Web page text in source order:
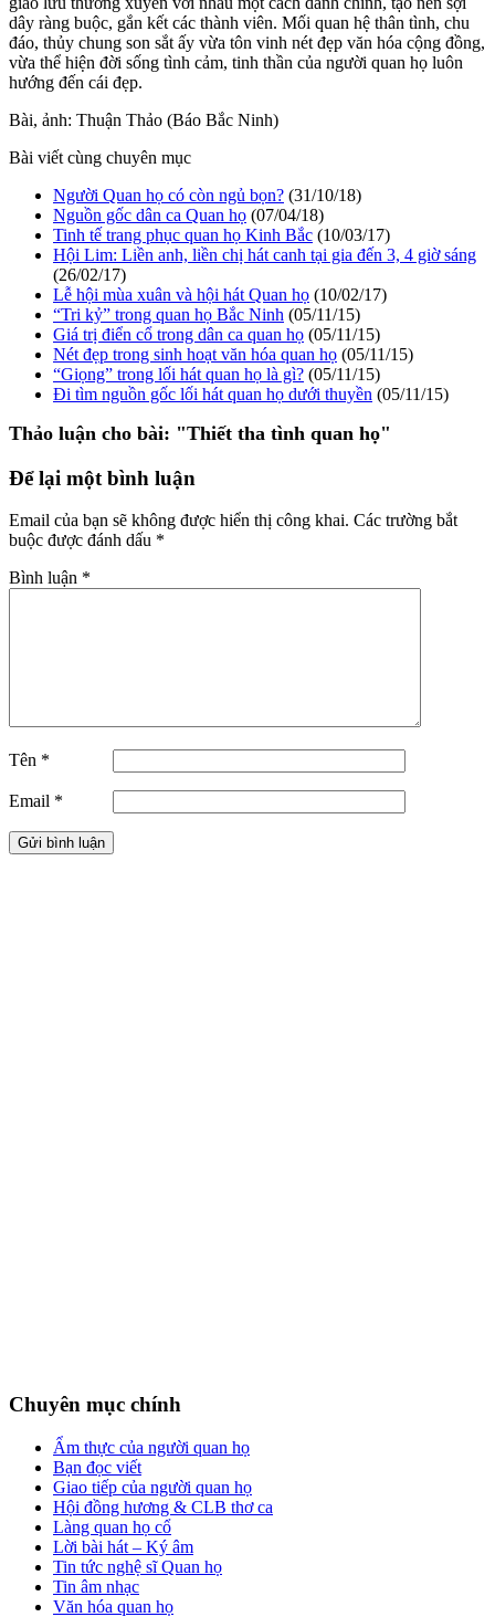
dây ràng buộc, gắn kết các thành viên. Mối quan hệ thân tình, chu
đáo, thủy chung son sắt ấy vừa tôn vinh nét đẹp văn hóa cộng đồng,
vừa thể hiện đời sống tình cảm, tinh thần của người quan họ luôn
hướng đến cái đẹp.
Bài, ảnh: Thuận Thảo (Báo Bắc Ninh)
Bài viết cùng chuyên mục
Người Quan họ có còn ngủ bọn? (31/10/18)
Nguồn gốc dân ca Quan họ (07/04/18)
Tinh tế trang phục quan họ Kinh Bắc (10/03/17)
Hội Lim: Liền anh, liền chị hát canh tại gia đến 3, 4 giờ sáng
(26/02/17)
Lễ hội mùa xuân và hội hát Quan họ (10/02/17)
“Tri kỷ” trong quan họ Bắc Ninh (05/11/15)
Giá trị điển cổ trong dân ca quan họ (05/11/15)
Nét đẹp trong sinh hoạt văn hóa quan họ (05/11/15)
“Giọng” trong lối hát quan họ là gì? (05/11/15)
Đi tìm nguồn gốc lối hát quan họ dưới thuyền (05/11/15)
Thảo luận cho bài: "Thiết tha tình quan họ"
Để lại một bình luận
Email của bạn sẽ không được hiển thị công khai. Các trường bắt
buộc được đánh dấu *
Bình luận *
Tên *
Email *
Chuyên mục chính
Ẩm thực của người quan họ
Bạn đọc viết
Giao tiếp của người quan họ
Hội đồng hương & CLB thơ ca
Làng quan họ cổ
Lời bài hát – Ký âm
Tin tức nghệ sĩ Quan họ
Tin âm nhạc
Văn hóa quan họ